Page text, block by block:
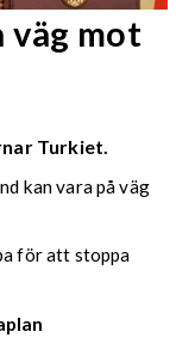
väg mot
Turkiet.
kan vara på väg
för att stoppa